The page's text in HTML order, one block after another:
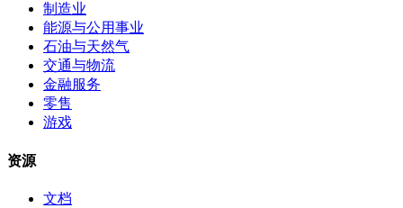
制造业
能源与公用事业
石油与天然气
交通与物流
金融服务
零售
游戏
资源
文档